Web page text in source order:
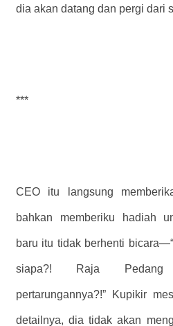
dia akan datang dan pergi dari
***
CEO itu langsung
bahkan memberiku hadiah
baru itu tidak berhenti
siapa?! Raja Pedang
pertarungannya?!” Kupikir
detailnya, dia tidak akan